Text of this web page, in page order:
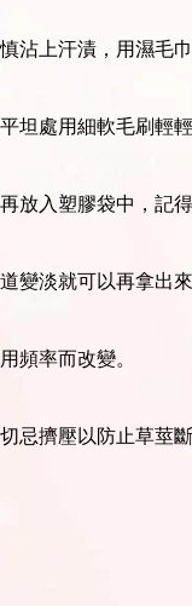
沾上汗漬，用濕毛
坦處用細軟毛刷輕
放入塑膠袋中，記
變淡就可以再拿出來
頻率而改變。
忌擠壓以防止草莖斷